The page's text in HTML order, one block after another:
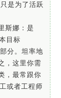
是为了活跃
斯娜：是
目标
分。坦率地
，这里你需
，最常跟你
或者工程师